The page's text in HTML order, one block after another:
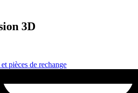
3D
pièces de rechange